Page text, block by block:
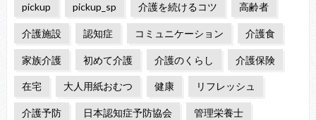
pickup pickup_sp 介護を続けるコツ 高齢者
介護施設 認知症 コミュニケーション 介護食
家族介護 初めて介護 介護のくらし 介護保険
在宅 大人用紙おむつ 健康 リフレッシュ
介護予防 日本認知症予防協会 管理栄養士